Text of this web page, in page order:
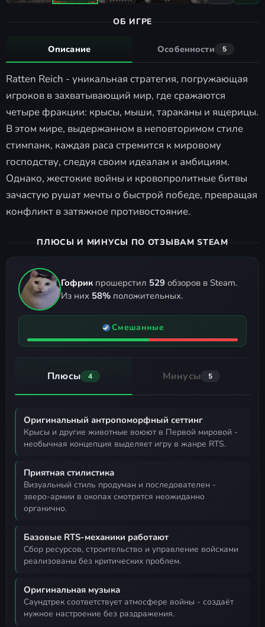
ОБ ИГРЕ
Описание Особенности 5
Ratten Reich - уникальная стратегия, погружающая
игроков в захватывающий мир, где сражаются
четыре фракции: крысы, мыши, тараканы и ящерицы.
В этом мире, выдержанном в неповторимом стиле
стимпанк, каждая раса стремится к мировому
господству, следуя своим идеалам и амбициям.
Однако, жестокие войны и кровопролитные битвы
зачастую рушат мечты о быстрой победе, превращая
конфликт в затяжное противостояние.
ПЛЮСЫ И МИНУСЫ ПО ОТЗЫВАМ STEAM
Гофрик прошерстил 529 обзоров в Steam.
Из них 58% положительных.
Смешанные
Плюсы 4 Минусы 5
Оригинальный антропоморфный сеттинг
крысы и другие животные воюют в Первой мировой -
необычная концепция выделяет игру в жанре RTS.
Приятная стилистика
визуальный стиль продуман и последователен -
зверо-армии в окопах смотрятся неожиданно
органично.
Базовые RTS-механики работают
сбор ресурсов, строительство и управление войсками
реализованы без критических проблем.
Оригинальная музыка
саундтрек соответствует атмосфере войны - создаёт
нужное настроение без раздражения.